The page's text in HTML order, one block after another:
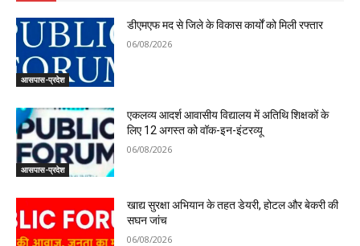
आसपास-प्रदेश
डीएमएफ मद से जिले के विकास कार्यों को मिली रफ्तार
06/08/2026
आसपास-प्रदेश
एकलव्य आदर्श आवासीय विद्यालय में अतिथि शिक्षकों के
लिए 12 अगस्त को वॉक-इन-इंटरव्यू
06/08/2026
खाद्य सुरक्षा अभियान के तहत डेयरी, होटल और बेकरी की
सघन जांच
06/08/2026